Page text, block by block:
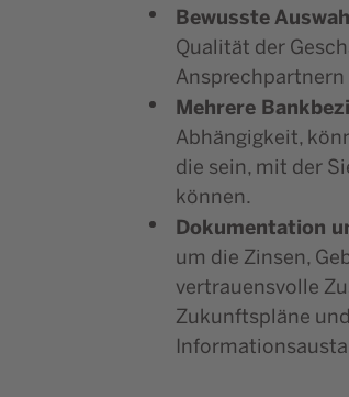
Bewusste
Qualität der
Mehrere
Abhängigkeit,
die sein, mit der
können.
Dokumentation
um die Zinsen,
vertrauensvolle
Zukunftspläne